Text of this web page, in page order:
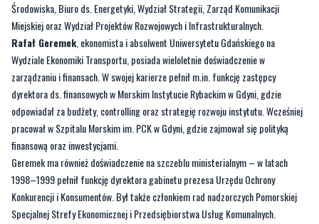
Środowiska, Biuro ds. Energetyki, Wydział Strategii, Zarząd Komunikacji
Miejskiej oraz Wydział Projektów Rozwojowych i Infrastrukturalnych.
Rafał Geremek, ekonomista i absolwent Uniwersytetu Gdańskiego na
Wydziale Ekonomiki Transportu, posiada wieloletnie doświadczenie w
zarządzaniu i finansach. W swojej karierze pełnił m.in. funkcję zastępcy
dyrektora ds. finansowych w Morskim Instytucie Rybackim w Gdyni, gdzie
odpowiadał za budżety, controlling oraz strategię rozwoju instytutu. Wcześniej
pracował w Szpitalu Morskim im. PCK w Gdyni, gdzie zajmował się polityką
finansową oraz inwestycjami.
Geremek ma również doświadczenie na szczeblu ministerialnym – w latach
1998–1999 pełnił funkcję dyrektora gabinetu prezesa Urzędu Ochrony
Konkurencji i Konsumentów. Był także członkiem rad nadzorczych Pomorskiej
Specjalnej Strefy Ekonomicznej i Przedsiębiorstwa Usług Komunalnych.